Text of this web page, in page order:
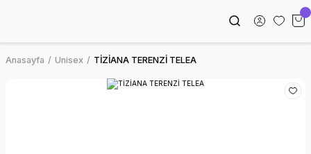
Anasayfa Unisex TİZİANA TERENZİ TELEA